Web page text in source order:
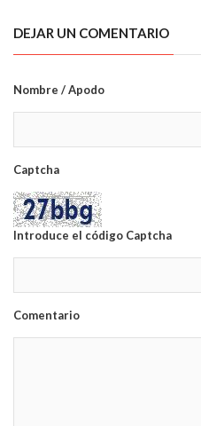
DEJAR UN COMENTARIO
Nombre / Apodo
Captcha
Introduce el código Captcha
Comentario